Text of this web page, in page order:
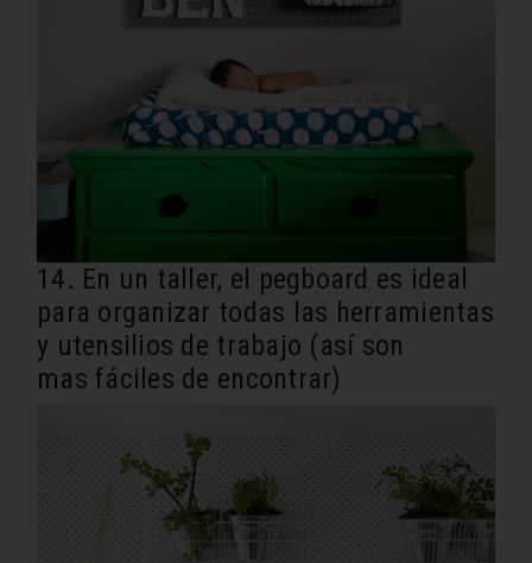
14. En un taller, el pegboard es ideal
para organizar todas las herramientas
y utensilios de trabajo (así son
mas fáciles de encontrar)